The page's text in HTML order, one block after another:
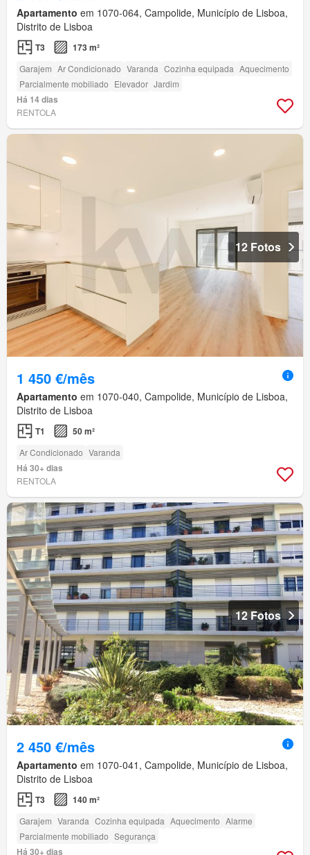
Apartamento em 1070-064, Campolide, Município de Lisboa,
Distrito de Lisboa
T3 173 m²
Garajem Ar Condicionado Varanda Cozinha equipada Aquecimento
Parcialmente mobiliado Elevador Jardim
Há 14 dias
RENTOLA
12 Fotos
1 450 €/mês
Apartamento em 1070-040, Campolide, Município de Lisboa,
Distrito de Lisboa
T1 50 m²
Ar Condicionado Varanda
Há 30+ dias
RENTOLA
12 Fotos
2 450 €/mês
Apartamento em 1070-041, Campolide, Município de Lisboa,
Distrito de Lisboa
T3 140 m²
Garajem Varanda Cozinha equipada Aquecimento Alarme
Parcialmente mobiliado Segurança
Há 30+ dias